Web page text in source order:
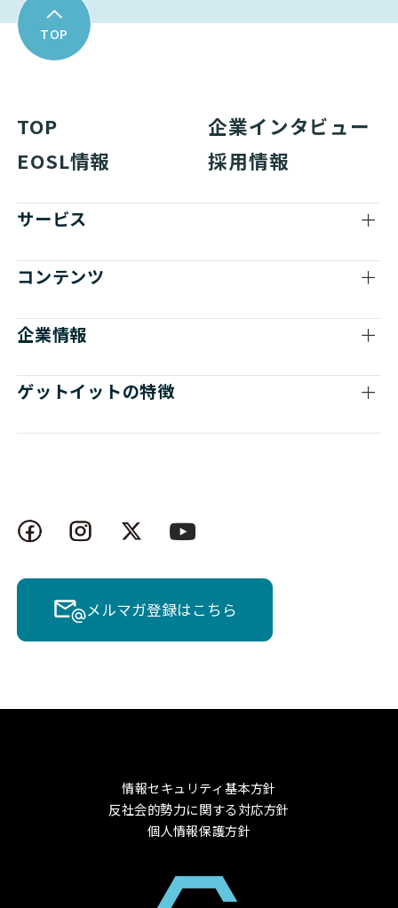
TOP
TOP
企業インタビュー
EOSL情報
採用情報
サービス
コンテンツ
企業情報
ゲットイットの特徴
メルマガ登録はこちら
情報セキュリティ基本方針
反社会的勢力に関する対応方針
個人情報保護方針